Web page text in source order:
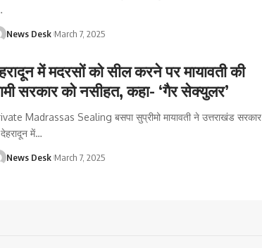
News Desk March 7, 2025
में मदरसों को सील करने पर मायावती की
सरकार को नसीहत, कहा- ‘गैर सेक्युलर’
Madrassas Sealing बसपा सुप्रीमो मायावती ने उत्तराखंड सरकार
में…
News Desk March 7, 2025